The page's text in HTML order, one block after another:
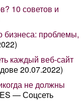
10 советов и
бизнеса: проблемы,
каждый веб-сайт
20.07.2022)
не должны
— Соцсеть